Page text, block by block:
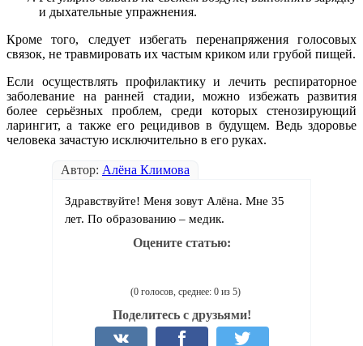
и дыхательные упражнения.
Кроме того, следует избегать перенапряжения голосовых
связок, не травмировать их частым криком или грубой пищей.
Если осуществлять профилактику и лечить респираторное
заболевание на ранней стадии, можно избежать развития
более серьёзных проблем, среди которых стенозирующий
ларингит, а также его рецидивов в будущем. Ведь здоровье
человека зачастую исключительно в его руках.
Автор: Алёна Климова
Здравствуйте! Меня зовут Алёна. Мне 35
лет. По образованию – медик.
Оцените статью:
(0 голосов, среднее: 0 из 5)
Поделитесь с друзьями!